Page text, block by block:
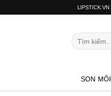
LIPSTICK.VN
SON MÔI